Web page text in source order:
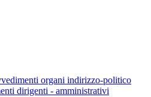
organi indirizzo-politico
dirigenti - amministrativi